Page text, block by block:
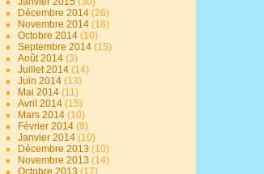
Décembre 2014(26)
Novembre 2014(16)
Octobre 2014(10)
Septembre 2014(15)
Août 2014(3)
Juillet 2014(14)
Juin 2014(13)
Mai 2014(11)
Avril 2014(15)
Mars 2014(10)
Février 2014(8)
Janvier 2014(10)
Décembre 2013(10)
Novembre 2013(14)
Octobre 2013(17)